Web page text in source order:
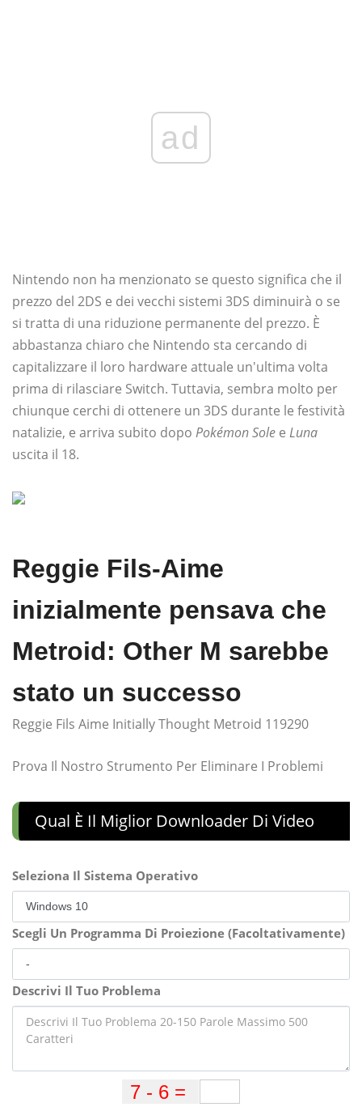
ad
Nintendo non ha menzionato se questo significa che il
prezzo del 2DS e dei vecchi sistemi 3DS diminuirà o se
si tratta di una riduzione permanente del prezzo. È
abbastanza chiaro che Nintendo sta cercando di
capitalizzare il loro hardware attuale un'ultima volta
prima di rilasciare Switch. Tuttavia, sembra molto per
chiunque cerchi di ottenere un 3DS durante le festività
natalizie, e arriva subito dopo Pokémon Sole e Luna
uscita il 18.
Reggie Fils-Aime
inizialmente pensava che
Metroid: Other M sarebbe
stato un successo
Reggie Fils Aime Initially Thought Metroid 119290
Prova Il Nostro Strumento Per Eliminare I Problemi
Qual È Il Miglior Downloader Di Video
Seleziona Il Sistema Operativo
Scegli Un Programma Di Proiezione (Facoltativamente)
Descrivi Il Tuo Problema